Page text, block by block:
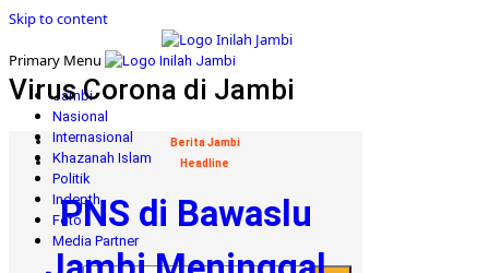
Skip to content
Primary Menu
Jambi
Nasional
Internasional
Khazanah Islam
Politik
Indepth
Foto
Media Partner
Virus Corona di Jambi
Berita Jambi
Headline
PNS di Bawaslu